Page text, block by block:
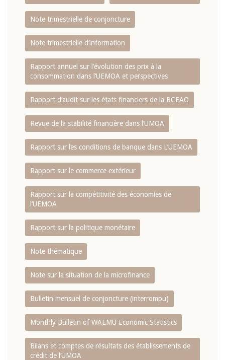
Note trimestrielle de conjoncture
Note trimestrielle d‘information
Rapport annuel sur l‘évolution des prix à la
consommation dans l‘UEMOA et perspectives
Rapport d‘audit sur les états financiers de la BCEAO
Revue de la stabilité financière dans l‘UMOA
Rapport sur les conditions de banque dans L‘UEMOA
Rapport sur le commerce extérieur
Rapport sur la compétitivité des économies de
l‘UEMOA
Rapport sur la politique monétaire
Note thématique
Note sur la situation de la microfinance
Bulletin mensuel de conjoncture (interrompu)
Monthly Bulletin of WAEMU Economic Statistics
Bilans et comptes de résultats des établissements de
crédit de l‘UMOA